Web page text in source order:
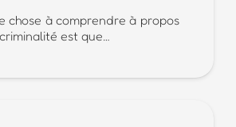
chose à comprendre à propos
est que…